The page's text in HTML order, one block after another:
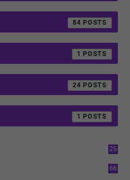
84
1
24
1
25
66